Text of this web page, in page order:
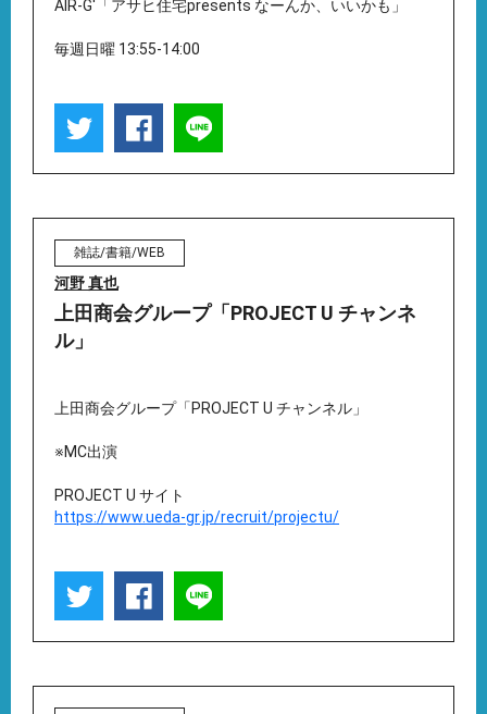
AIR-G'「アサヒ住宅presents なーんか、いいかも」
毎週日曜 13:55-14:00
雑誌/書籍/WEB
河野 真也
上田商会グループ「PROJECT U チャンネ
ル」
上田商会グループ「PROJECT U チャンネル」
※MC出演
PROJECT U サイト
https://www.ueda-gr.jp/recruit/projectu/